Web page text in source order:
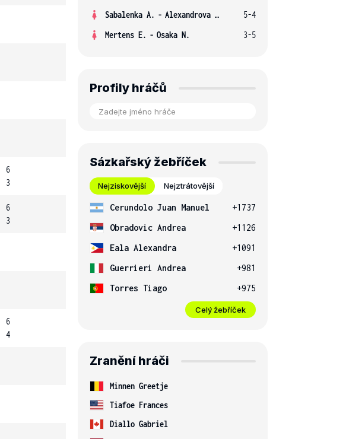
6
3
6
3
6
4
Sabalenka A. - Alexandrova E.
5-4
Mertens E. - Osaka N. 3-5
Profily hráčů
Sázkařský žebříček
Nejziskovější Nejztrátovější
Cerundolo Juan Manuel
+1737
Obradovic Andrea
+1126
Eala Alexandra
+1091
Guerrieri Andrea
+981
Torres Tiago
+975
Celý žebříček
Zranění hráči
Minnen Greetje
Tiafoe Frances
Diallo Gabriel